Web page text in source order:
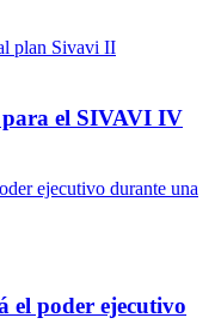
el SIVAVI IV
el poder ejecutivo